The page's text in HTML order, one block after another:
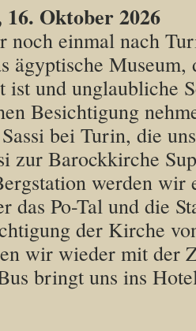
Oktober 2026
noch einmal nach
ägyptische Museum,
ist und unglaubliche
Besichtigung
bei Turin, die
zur Barockkirche
werden wir
das Po-Tal und die
der Kirche
wir wieder mit der
bringt uns ins